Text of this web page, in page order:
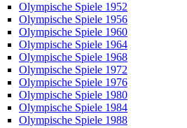
Olympische Spiele 1952
Olympische Spiele 1956
Olympische Spiele 1960
Olympische Spiele 1964
Olympische Spiele 1968
Olympische Spiele 1972
Olympische Spiele 1976
Olympische Spiele 1980
Olympische Spiele 1984
Olympische Spiele 1988